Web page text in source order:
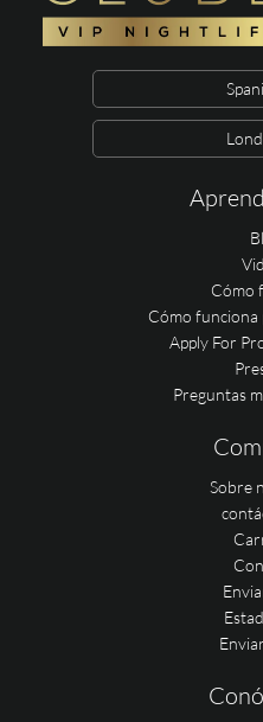
Cómo
Cómo
Apply For
Preguntas
Sobre